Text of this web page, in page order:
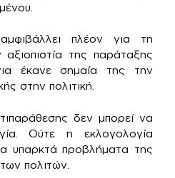
πλέον για τη
της παράταξης
έκανε σημαία της την
στην πολιτική.
δεν μπορεί να
Ούτε η εκλογολογία
υπαρκτά προβλήματα της
πολιτών.